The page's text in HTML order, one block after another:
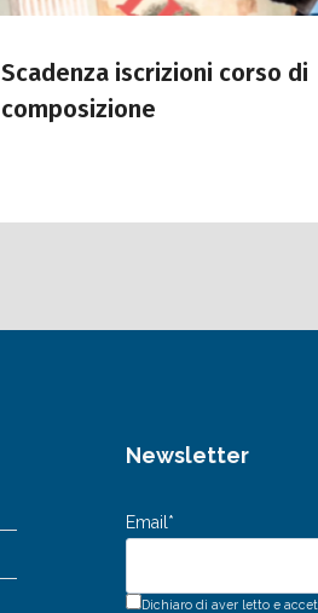
Scadenza iscrizioni corso di
composizione
Newsletter
Email*
Dichiaro di aver letto e